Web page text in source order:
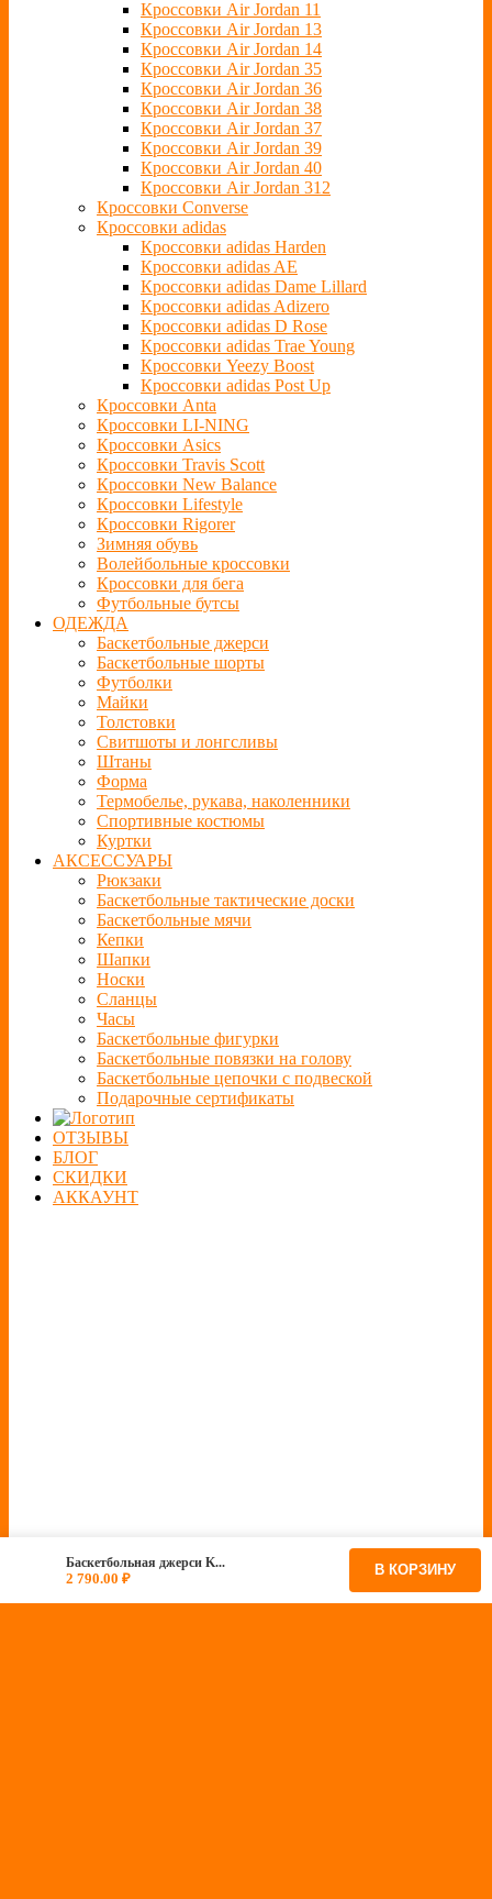
Кроссовки Air Jordan 11
Кроссовки Air Jordan 13
Кроссовки Air Jordan 14
Кроссовки Air Jordan 35
Кроссовки Air Jordan 36
Кроссовки Air Jordan 38
Кроссовки Air Jordan 37
Кроссовки Air Jordan 39
Кроссовки Air Jordan 40
Кроссовки Air Jordan 312
Кроссовки Converse
Кроссовки adidas
Кроссовки adidas Harden
Кроссовки adidas AE
Кроссовки adidas Dame Lillard
Кроссовки adidas Adizero
Кроссовки adidas D Rose
Кроссовки adidas Trae Young
Кроссовки Yeezy Boost
Кроссовки adidas Post Up
Кроссовки Anta
Кроссовки LI-NING
Кроссовки Asics
Кроссовки Travis Scott
Кроссовки New Balance
Кроссовки Lifestyle
Кроссовки Rigorer
Зимняя обувь
Волейбольные кроссовки
Кроссовки для бега
Футбольные бутсы
ОДЕЖДА
Баскетбольные джерси
Баскетбольные шорты
Футболки
Майки
Толстовки
Свитшоты и лонгсливы
Штаны
Форма
Термобелье, рукава, наколенники
Спортивные костюмы
Куртки
АКСЕССУАРЫ
Рюкзаки
Баскетбольные тактические доски
Баскетбольные мячи
Кепки
Шапки
Носки
Сланцы
Часы
Баскетбольные фигурки
Баскетбольные повязки на голову
Баскетбольные цепочки с подвеской
Подарочные сертификаты
ОТЗЫВЫ
БЛОГ
СКИДКИ
АККАУНТ
Баскетбольная джерси K...
2 790.00 ₽ В КОРЗИНУ